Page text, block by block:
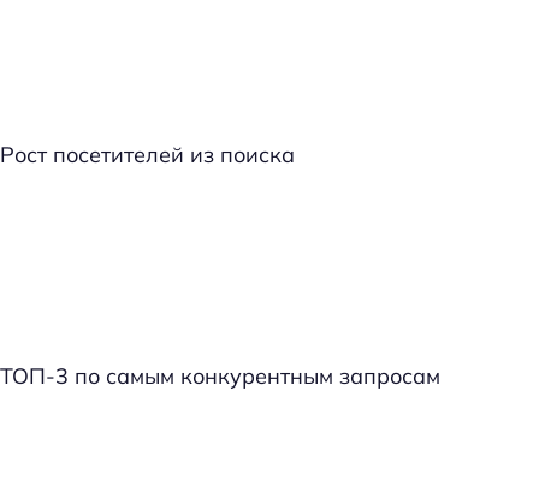
Рост посетителей из поиска
ТОП-3 по самым конкурентным запросам